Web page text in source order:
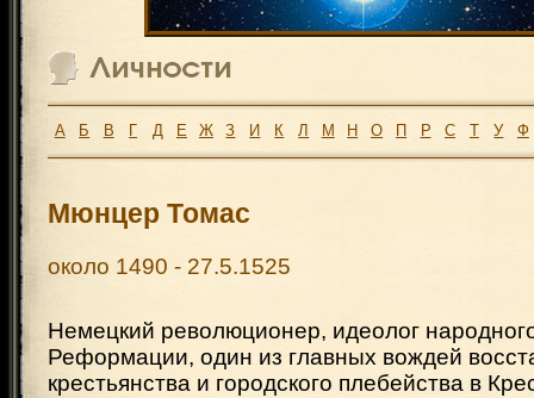
А Б В Г Д Е Ж З И К Л М Н О П Р С Т У Ф
Мюнцер Томас
около 1490 - 27.5.1525
Немецкий революционер, идеолог
Реформации, один из главных вождей
крестьянства и городского плебейства в